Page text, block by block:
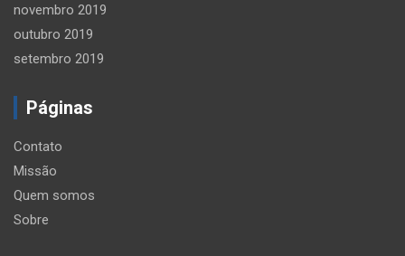
novembro 2019
outubro 2019
setembro 2019
Páginas
Contato
Missão
Quem somos
Sobre